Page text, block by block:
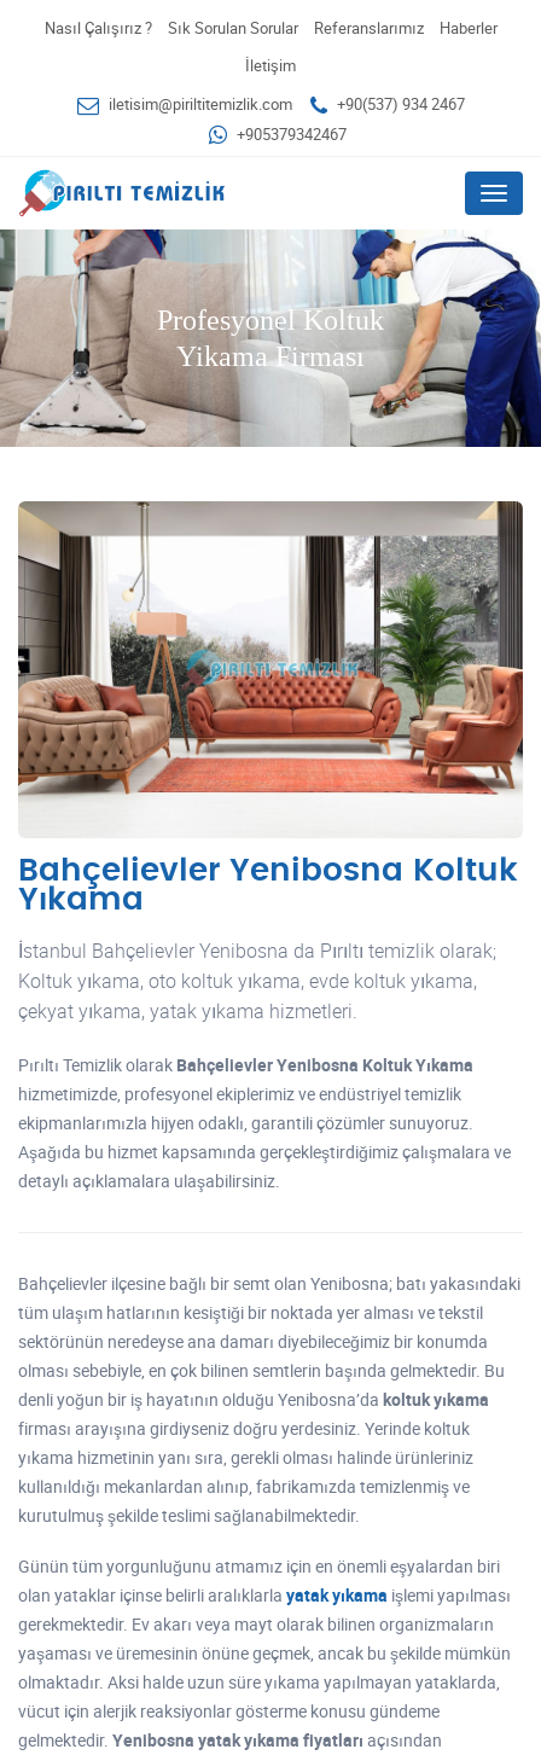
Nasıl Çalışırız ? Sık Sorulan Sorular Referanslarımız
Haberler
İletişim
iletisim@piriltitemizlik.com
+90(537) 934 2467
+905379342467
Menu
Profesyonel Koltuk
Yikama Firması
Bahçelievler Yenibosna Koltuk
Yıkama
İstanbul Bahçelievler Yenibosna da Pırıltı temizlik olarak;
Koltuk yıkama, oto koltuk yıkama, evde koltuk yıkama,
çekyat yıkama, yatak yıkama hizmetleri.
Pırıltı Temizlik olarak Bahçelievler Yenibosna Koltuk Yıkama
hizmetimizde, profesyonel ekiplerimiz ve endüstriyel temizlik
ekipmanlarımızla hijyen odaklı, garantili çözümler sunuyoruz.
Aşağıda bu hizmet kapsamında gerçekleştirdiğimiz çalışmalara ve
detaylı açıklamalara ulaşabilirsiniz.
Bahçelievler ilçesine bağlı bir semt olan Yenibosna; batı yakasındaki
tüm ulaşım hatlarının kesiştiği bir noktada yer alması ve tekstil
sektörünün neredeyse ana damarı diyebileceğimiz bir konumda
olması sebebiyle, en çok bilinen semtlerin başında gelmektedir. Bu
denli yoğun bir iş hayatının olduğu Yenibosna’da koltuk yıkama
firması arayışına girdiyseniz doğru yerdesiniz. Yerinde koltuk
yıkama hizmetinin yanı sıra, gerekli olması halinde ürünleriniz
kullanıldığı mekanlardan alınıp, fabrikamızda temizlenmiş ve
kurutulmuş şekilde teslimi sağlanabilmektedir.
Günün tüm yorgunluğunu atmamız için en önemli eşyalardan biri
olan yataklar içinse belirli aralıklarla yatak yıkama işlemi yapılması
gerekmektedir. Ev akarı veya mayt olarak bilinen organizmaların
yaşaması ve üremesinin önüne geçmek, ancak bu şekilde mümkün
olmaktadır. Aksi halde uzun süre yıkama yapılmayan yataklarda,
vücut için alerjik reaksiyonlar gösterme konusu gündeme
gelmektedir. Yenibosna yatak yıkama fiyatları açısından